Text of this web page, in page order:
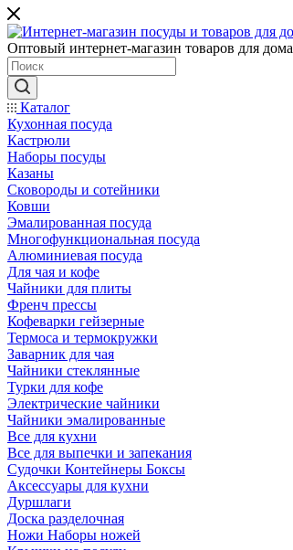
Оптовый интернет-магазин товаров для дома
Каталог
Кухонная посуда
Кастрюли
Наборы посуды
Казаны
Сковороды и сотейники
Ковши
Эмалированная посуда
Многофункциональная посуда
Алюминиевая посуда
Для чая и кофе
Чайники для плиты
Френч прессы
Кофеварки гейзерные
Термоса и термокружки
Заварник для чая
Чайники стеклянные
Турки для кофе
Электрические чайники
Чайники эмалированные
Все для кухни
Все для выпечки и запекания
Судочки Контейнеры Боксы
Аксессуары для кухни
Дуршлаги
Доска разделочная
Ножи Наборы ножей